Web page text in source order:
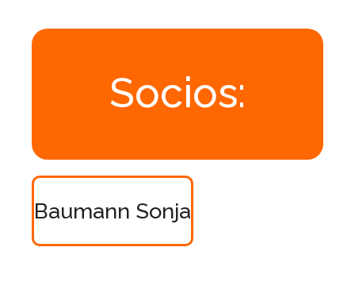
Socios:
Baumann Sonja